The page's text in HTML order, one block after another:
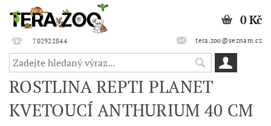
702922844 tera.zoo@seznam.cz
0 Kč
ROSTLINA REPTI PLANET
KVETOUCÍ ANTHURIUM 40 CM